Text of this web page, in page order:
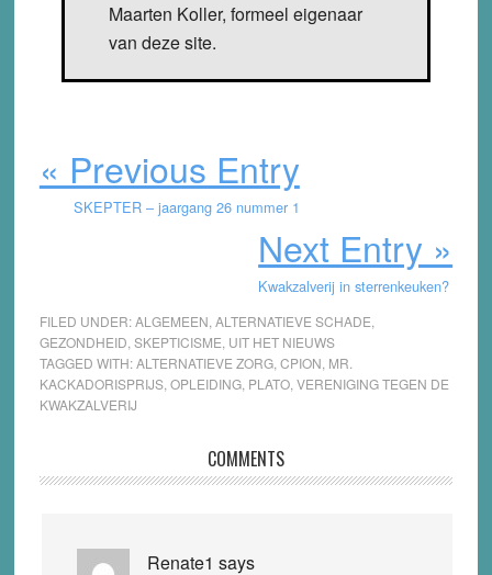
Maarten Koller, formeel eigenaar
van deze site.
« Previous Entry
SKEPTER – jaargang 26 nummer 1
Next Entry »
Kwakzalverij in sterrenkeuken?
FILED UNDER:ALGEMEEN ALTERNATIEVE SCHADE
GEZONDHEID SKEPTICISME UIT HET NIEUWS
TAGGED WITH:ALTERNATIEVE ZORG, CPION MR.
KACKADORISPRIJS, OPLEIDING, PLATO, VERENIGING TEGEN DE
KWAKZALVERIJ
Interactions
COMMENTS
Renate1 says